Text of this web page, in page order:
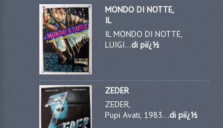
MONDO DI NOTTE,
IL
IL MONDO DI NOTTE,
LUIGI...di piï¿½
ZEDER
ZEDER,
Pupi Avati, 1983...di piï¿½